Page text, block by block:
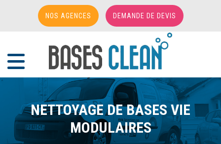
NOS AGENCES DEMANDE DE DEVIS
Accueil Cas clients/ NETTOYAGE DE BASES VIE MODULAIRES
NETTOYAGE DE BASES VIE
MODULAIRES